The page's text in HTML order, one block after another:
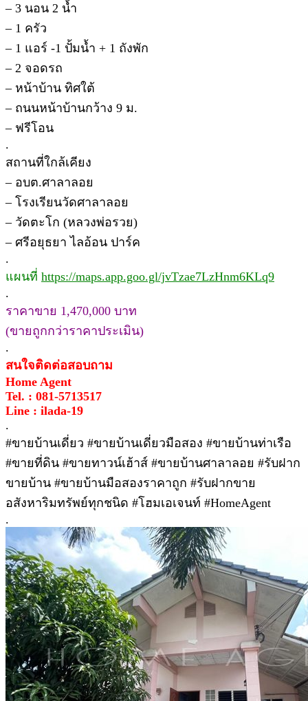
– 3 นอน 2 น้ำ
– 1 ครัว
– 1 แอร์ -1 ปั้มน้ำ + 1 ถังพัก
– 2 จอดรถ
– หน้าบ้าน ทิศใต้
– ถนนหน้าบ้านกว้าง 9 ม.
– ฟรีโอน
.
สถานที่ใกล้เคียง
– อบต.ศาลาลอย
– โรงเรียนวัดศาลาลอย
– วัดตะโก (หลวงพ่อรวย)
– ศรีอยุธยา ไลอ้อน ปาร์ค
.
แผนที่ https://maps.app.goo.gl/jvTzae7LzHnm6KLq9
.
ราคาขาย 1,470,000 บาท
(ขายถูกกว่าราคาประเมิน)
.
สนใจติดต่อสอบถาม
Home Agent
Tel. : 081-5713517
Line : ilada-19
.
#ขายบ้านเดี่ยว #ขายบ้านเดี่ยวมือสอง #ขายบ้านท่าเรือ
#ขายที่ดิน #ขายทาวน์เฮ้าส์ #ขายบ้านศาลาลอย #รับฝาก
ขายบ้าน #ขายบ้านมือสองราคาถูก #รับฝากขาย
อสังหาริมทรัพย์ทุกชนิด #โฮมเอเจนท์ #HomeAgent
.